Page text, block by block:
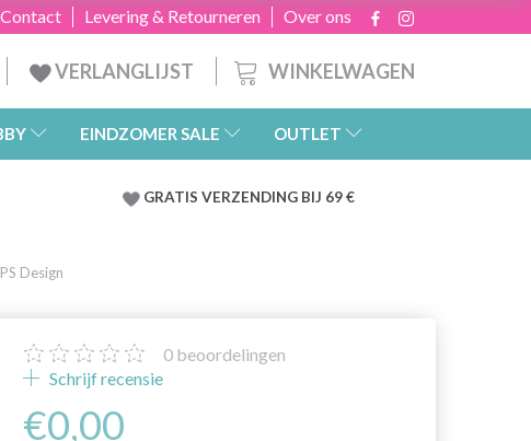
Over ons
Levering & Retourneren
Contact
WINKELWAGEN
VERLANGLIJST
EINDZOMER SALE OUTLET
GRATIS VERZENDING BIJ 69 €
Design
0 beoordelingen
Schrijf recensie
€0,00